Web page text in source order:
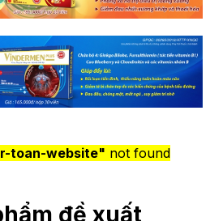
toan-website" not found
đề xuất